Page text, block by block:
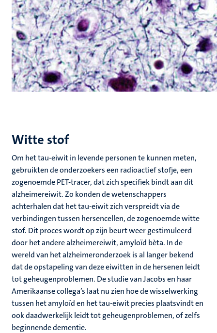
Witte stof
Om het tau-eiwit in levende personen te kunnen meten,
gebruikten de onderzoekers een radioactief stofje, een
zogenoemde PET-tracer, dat zich specifiek bindt aan dit
alzheimereiwit. Zo konden de wetenschappers
achterhalen dat het tau-eiwit zich verspreidt via de
verbindingen tussen hersencellen, de zogenoemde witte
stof. Dit proces wordt op zijn beurt weer gestimuleerd
door het andere alzheimereiwit, amyloïd bèta. In de
wereld van het alzheimeronderzoek is al langer bekend
dat de opstapeling van deze eiwitten in de hersenen leidt
tot geheugenproblemen. De studie van Jacobs en haar
Amerikaanse collega’s laat nu zien hoe de wisselwerking
tussen het amyloïd en het tau-eiwit precies plaatsvindt en
ook daadwerkelijk leidt tot geheugenproblemen, of zelfs
beginnende dementie.